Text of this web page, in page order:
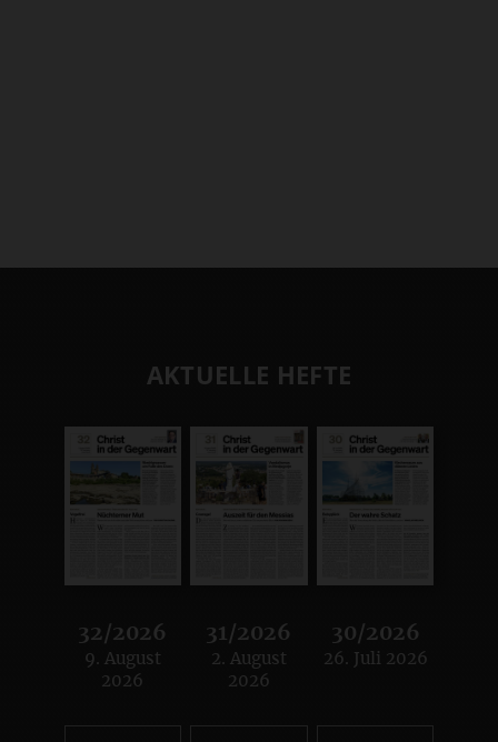
AKTUELLE HEFTE
32/2026
:
9. August
2026
31/2026
:
2. August
2026
30/2026
:
26. Juli 2026